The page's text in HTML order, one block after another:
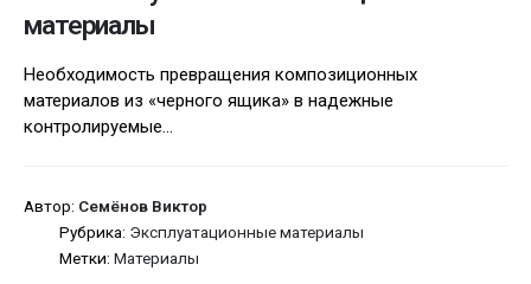
материалы
Необходимость превращения композиционных
материалов из «черного ящика» в надежные
контролируемые...
Автор: Семёнов Виктор
Рубрика: Эксплуатационные материалы
Метки: Материалы